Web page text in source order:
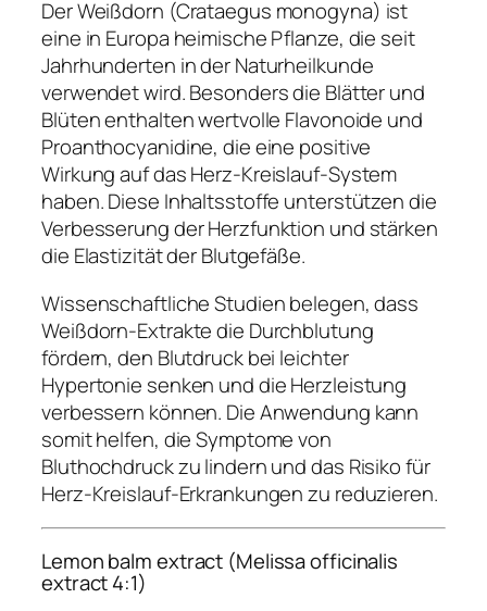
Der Weißdorn (Crataegus monogyna) ist
eine in Europa heimische Pflanze, die seit
Jahrhunderten in der Naturheilkunde
verwendet wird. Besonders die Blätter und
Blüten enthalten wertvolle Flavonoide und
Proanthocyanidine, die eine positive
Wirkung auf das Herz-Kreislauf-System
haben. Diese Inhaltsstoffe unterstützen die
Verbesserung der Herzfunktion und stärken
die Elastizität der Blutgefäße.
Wissenschaftliche Studien belegen, dass
Weißdorn-Extrakte die Durchblutung
fördern, den Blutdruck bei leichter
Hypertonie senken und die Herzleistung
verbessern können. Die Anwendung kann
somit helfen, die Symptome von
Bluthochdruck zu lindern und das Risiko für
Herz-Kreislauf-Erkrankungen zu reduzieren.
Lemon balm extract (Melissa officinalis
extract 4:1)